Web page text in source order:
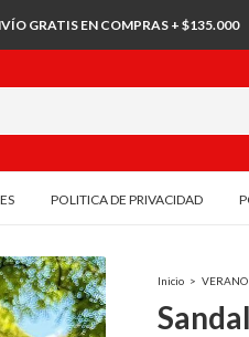
GRATIS EN COMPRAS + $135.000
POLITICA DE PRIVACIDAD
Inicio > VERANO